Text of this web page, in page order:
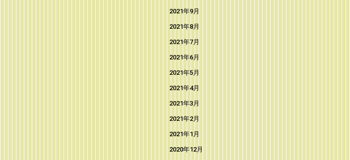
2021年9月
2021年8月
2021年7月
2021年6月
2021年5月
2021年4月
2021年3月
2021年2月
2021年1月
2020年12月